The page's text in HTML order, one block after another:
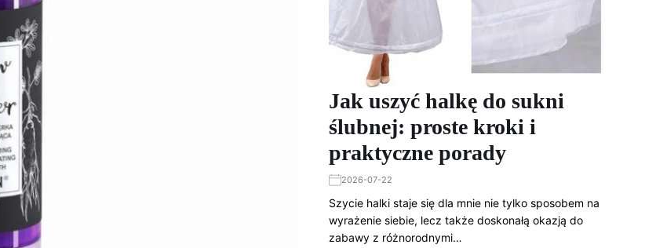
Jak uszyć halkę do sukni
ślubnej: proste kroki i
praktyczne porady
2026-07-22
Szycie halki staje się dla mnie nie tylko sposobem na
wyrażenie siebie, lecz także doskonałą okazją do
zabawy z różnorodnymi…